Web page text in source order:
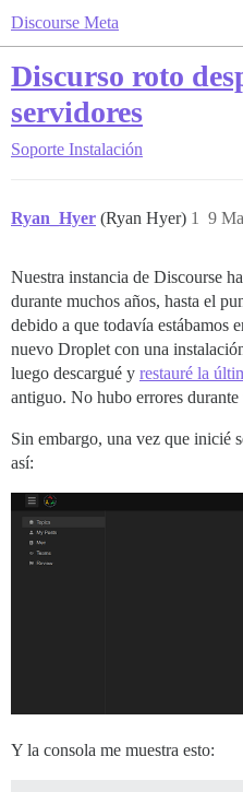
Discourse Meta
Discurso roto
servidores
Soporte Instalación
Ryan_Hyer (Ryan Hyer) 9
1
Nuestra instancia de Discourse
durante muchos años, hasta el
debido a que todavía estábamos
nuevo Droplet con una
luego descargué y restauré la
antiguo. No hubo errores durante
Sin embargo, una vez que inicié
así:
Y la consola me muestra esto: